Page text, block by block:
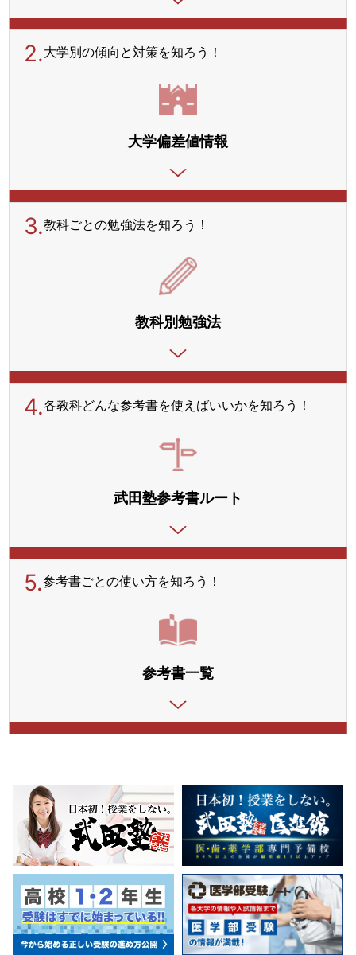
2.大学別の傾向と対策を知ろう！
大学偏差値情報
3.教科ごとの勉強法を知ろう！
教科別勉強法
4.各教科どんな参考書を使えばいいかを知ろう！
武田塾参考書ルート
5.参考書ごとの使い方を知ろう！
参考書一覧